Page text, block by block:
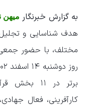
به گزارش خبرنگار میهن
هدف شناسایی و
مختلف، با حضور جمعی
برتر در
کارآفرینی، فعال